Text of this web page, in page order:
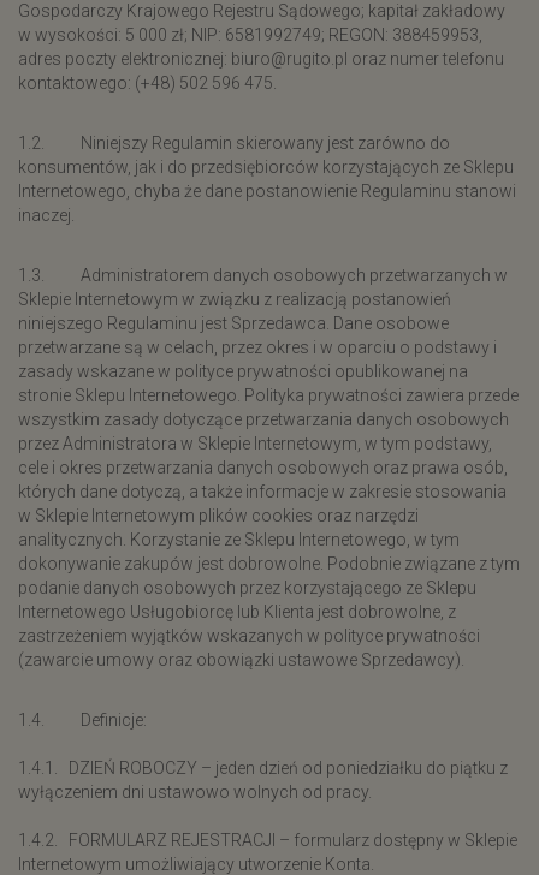
Gospodarczy Krajowego Rejestru Sądowego; kapitał zakładowy
w wysokości: 5 000 zł; NIP: 6581992749; REGON: 388459953,
adres poczty elektronicznej: biuro@rugito.pl oraz numer telefonu
kontaktowego: (+48) 502 596 475.
1.2. Niniejszy Regulamin skierowany jest zarówno do
konsumentów, jak i do przedsiębiorców korzystających ze Sklepu
Internetowego, chyba że dane postanowienie Regulaminu stanowi
inaczej.
1.3. Administratorem danych osobowych przetwarzanych w
Sklepie Internetowym w związku z realizacją postanowień
niniejszego Regulaminu jest Sprzedawca. Dane osobowe
przetwarzane są w celach, przez okres i w oparciu o podstawy i
zasady wskazane w polityce prywatności opublikowanej na
stronie Sklepu Internetowego. Polityka prywatności zawiera przede
wszystkim zasady dotyczące przetwarzania danych osobowych
przez Administratora w Sklepie Internetowym, w tym podstawy,
cele i okres przetwarzania danych osobowych oraz prawa osób,
których dane dotyczą, a także informacje w zakresie stosowania
w Sklepie Internetowym plików cookies oraz narzędzi
analitycznych. Korzystanie ze Sklepu Internetowego, w tym
dokonywanie zakupów jest dobrowolne. Podobnie związane z tym
podanie danych osobowych przez korzystającego ze Sklepu
Internetowego Usługobiorcę lub Klienta jest dobrowolne, z
zastrzeżeniem wyjątków wskazanych w polityce prywatności
(zawarcie umowy oraz obowiązki ustawowe Sprzedawcy).
1.4. Definicje:
1.4.1. DZIEŃ ROBOCZY – jeden dzień od poniedziałku do piątku z
wyłączeniem dni ustawowo wolnych od pracy.
1.4.2. FORMULARZ REJESTRACJI – formularz dostępny w Sklepie
Internetowym umożliwiający utworzenie Konta.